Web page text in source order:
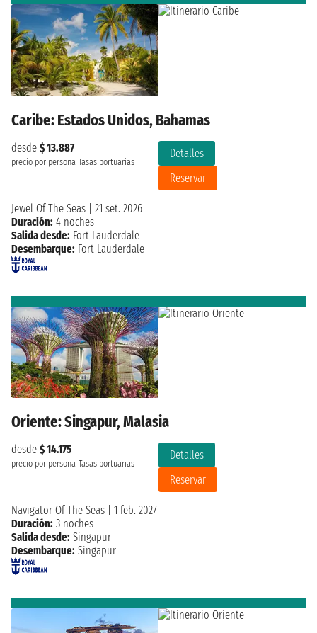
Caribe: Estados Unidos, Bahamas
desde $ 13.887
precio por persona Tasas portuarias
Detalles
Reservar
Jewel Of The Seas
21 set. 2026
Duración: 4 noches
Salida desde: Fort Lauderdale
Desembarque: Fort Lauderdale
Oriente: Singapur, Malasia
desde $ 14.175
precio por persona Tasas portuarias
Detalles
Reservar
Navigator Of The Seas
1 feb. 2027
Duración: 3 noches
Salida desde: Singapur
Desembarque: Singapur